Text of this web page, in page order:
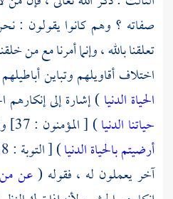
صفاته ؟ وهم كانوا يقولون :
تعلقنا بالله ، وإنما أمرنا مع من
اختلاف أقاويلهم وتباين
الحياة الدنيا) إشارة إلى إنكارهم
حياتنا الدنيا) [ المؤمنون : 37] وقال تعالى :
أرضيتم بالحياة الدنيا
آخر يعملون له ، فقوله (عن